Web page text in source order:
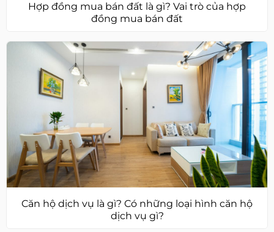
Hợp đồng mua bán đất là gì? Vai trò của hợp
đồng mua bán đất
Căn hộ dịch vụ là gì? Có những loại hình căn hộ
dịch vụ gì?